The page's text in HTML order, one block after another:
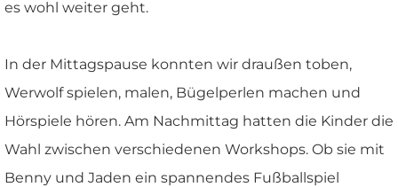
es wohl weiter geht.
In der Mittagspause konnten wir draußen toben,
Werwolf spielen, malen, Bügelperlen machen und
Hörspiele hören. Am Nachmittag hatten die Kinder die
Wahl zwischen verschiedenen Workshops. Ob sie mit
Benny und Jaden ein spannendes Fußballspiel